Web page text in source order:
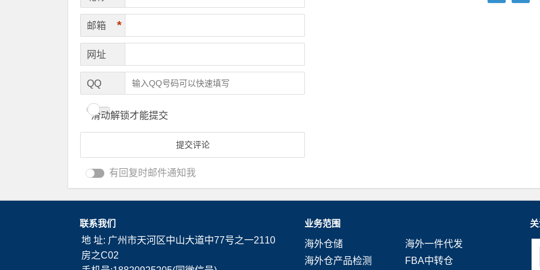
邮箱 *
网址
QQ
滑动解锁才能提交
有回复时邮件通知我
联系我们
地 址: 广州市天河区中山大道中77号之一2110
房之C02
业务范围
海外仓储
海外一件代发
海外仓产品检测
FBA中转仓